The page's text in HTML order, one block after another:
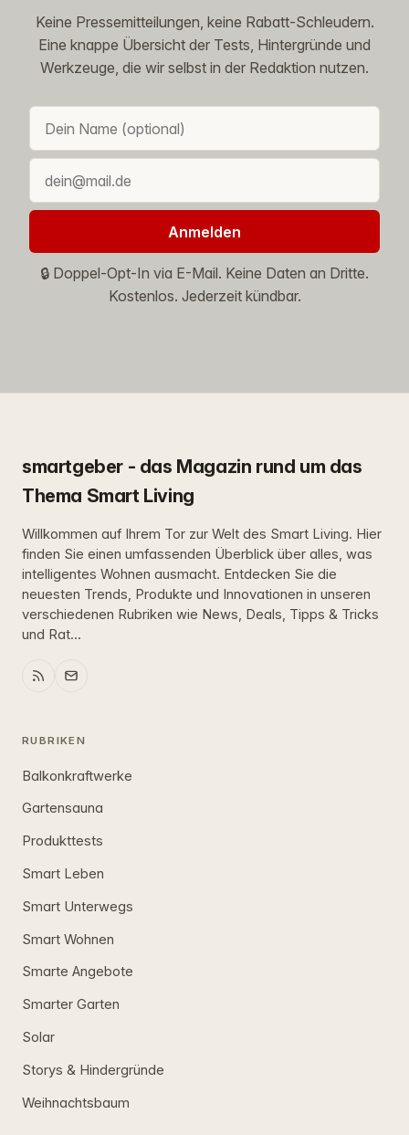
Keine Pressemitteilungen, keine Rabatt-Schleudern.
Eine knappe Übersicht der Tests, Hintergründe und
Werkzeuge, die wir selbst in der Redaktion nutzen.
Anmelden
🔒 Doppel-Opt-In via E-Mail. Keine Daten an Dritte.
Kostenlos. Jederzeit kündbar.
smartgeber - das Magazin rund um das
Thema Smart Living
Willkommen auf Ihrem Tor zur Welt des Smart Living. Hier
finden Sie einen umfassenden Überblick über alles, was
intelligentes Wohnen ausmacht. Entdecken Sie die
neuesten Trends, Produkte und Innovationen in unseren
verschiedenen Rubriken wie News, Deals, Tipps & Tricks
und Rat...
RUBRIKEN
Balkonkraftwerke
Gartensauna
Produkttests
Smart Leben
Smart Unterwegs
Smart Wohnen
Smarte Angebote
Smarter Garten
Solar
Storys & Hindergründe
Weihnachtsbaum